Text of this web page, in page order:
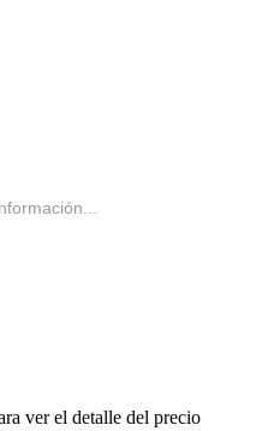
ver el detalle del precio